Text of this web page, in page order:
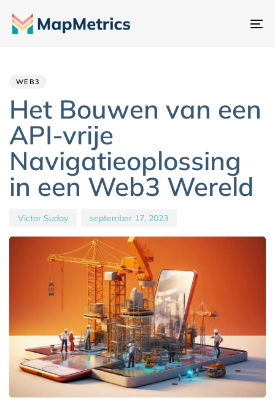
WEB3
Het Bouwen van een
API-vrije
Navigatieoplossing
in een Web3 Wereld
Victor Suday september 17, 2023